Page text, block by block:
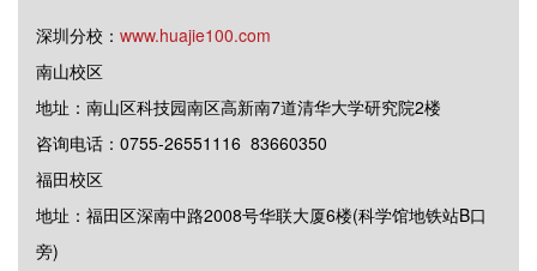
深圳分校： www.huajie100.com
南山校区
地址：南山区科技园南区高新南7道清华大学研究院2楼
咨询电话：0755-26551116 83660350
福田校区
地址：福田区深南中路2008号华联大厦6楼(科学馆地铁站B口
旁)